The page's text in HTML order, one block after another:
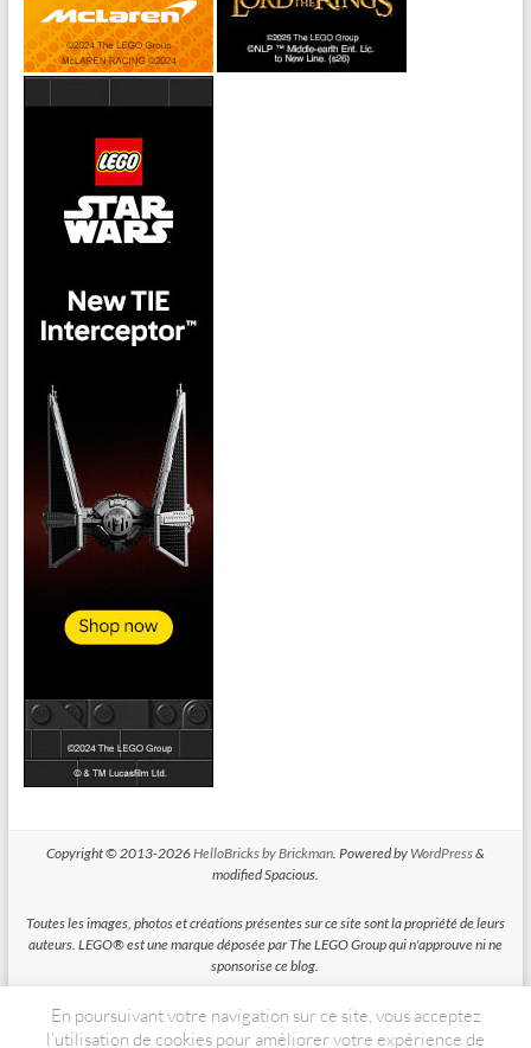
Copyright © 2013-2026HelloBricks by Brickman. Powered by WordPress&
modified Spacious.
Toutes les images, photos et créations présentes sur ce site sont la propriété de leurs
auteurs. LEGO® est une marque déposée par The LEGO Group qui n'approuve ni ne
sponsorise ce blog.
HelloBricks participe au Programme Partenaires d'Amazon EU, un programme
d'affiliation conçu pour permettre à des sites de percevoir une rémunération grace à
En poursuivant votre navigation sur ce site, vous acceptez
l’utilisation de cookies pour améliorer votre expérience de